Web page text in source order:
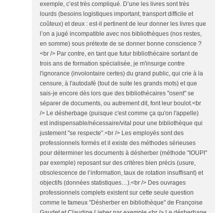
exemple, c’est très compliqué. D’une les livres sont très
lourds (besoins logistiques important, transport difficile et
coûteux) et deux : est-il pertinent de leur donner les livres que
l’on a jugé incompatible avec nos bibliothèques (nos restes,
en somme) sous prétexte de se donner bonne conscience ?
<br /> Par contre, en tant que futur bibliothécaire sortant de
trois ans de formation spécialisée, je m'insurge contre
l'ignorance (involontaire certes) du grand public, qui crie à la
censure, à l'autodafé (tout de suite les grands mots) et que
sais-je encore dès lors que des bibliothécaires "osent" se
séparer de documents, ou autrement dit, font leur boulot.<br
/> Le désherbage (puisque c'est comme ça qu'on l'appelle)
est indispensable/nécessaire/vital pour une bibliothèque qui
justement "se respecte".<br /> Les employés sont des
professionnels formés et il existe des méthodes sérieuses
pour déterminer les documents à désherber (méthode "IOUPI"
par exemple) reposant sur des critères bien précis (usure,
obsolescence de l’information, taux de rotation insuffisant) et
objectifs (données statistiques…).<br /> Des ouvrages
professionnels complets existent sur cette seule question
comme le fameux "Désherber en bibliothèque" de Françoise